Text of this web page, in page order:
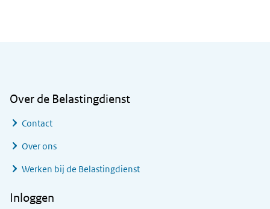
Over de Belastingdienst
Contact
Over ons
Werken bij de Belastingdienst
Inloggen